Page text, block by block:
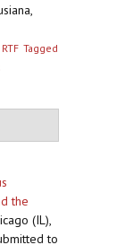
RTF Tagged
the
(IL),
to